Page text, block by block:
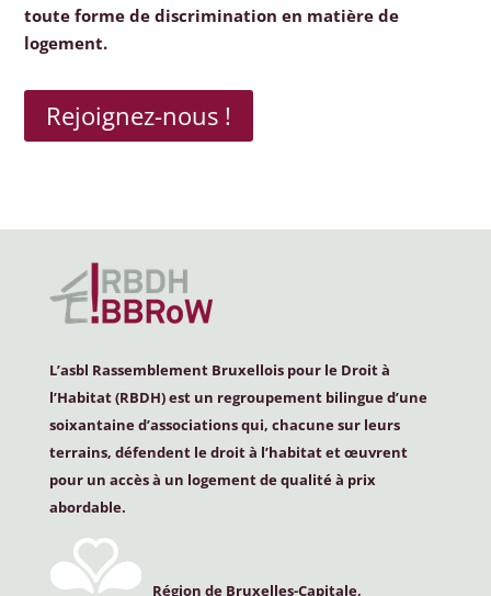
toute forme de discrimination en matière de
logement.
Rejoignez-nous !
L’asbl Rassemblement Bruxellois pour le Droit à
l’Habitat (RBDH) est un regroupement bilingue d’une
soixantaine d’associations qui, chacune sur leurs
terrains, défendent le droit à l’habitat et œuvrent
pour un accès à un logement de qualité à prix
abordable.
Région de Bruxelles-Capitale,